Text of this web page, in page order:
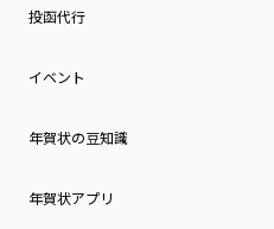
投函代行
イベント
年賀状の豆知識
年賀状アプリ